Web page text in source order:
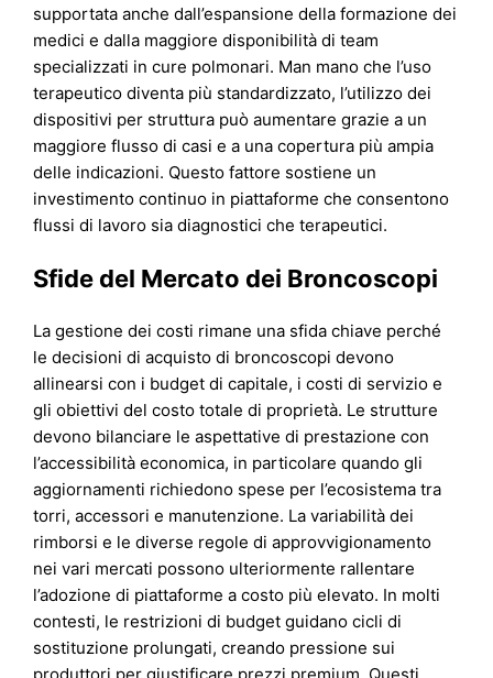
supportata anche dall’espansione della formazione dei
medici e dalla maggiore disponibilità di team
specializzati in cure polmonari. Man mano che l’uso
terapeutico diventa più standardizzato, l’utilizzo dei
dispositivi per struttura può aumentare grazie a un
maggiore flusso di casi e a una copertura più ampia
delle indicazioni. Questo fattore sostiene un
investimento continuo in piattaforme che consentono
flussi di lavoro sia diagnostici che terapeutici.
Sfide del Mercato dei Broncoscopi
La gestione dei costi rimane una sfida chiave perché
le decisioni di acquisto di broncoscopi devono
allinearsi con i budget di capitale, i costi di servizio e
gli obiettivi del costo totale di proprietà. Le strutture
devono bilanciare le aspettative di prestazione con
l’accessibilità economica, in particolare quando gli
aggiornamenti richiedono spese per l’ecosistema tra
torri, accessori e manutenzione. La variabilità dei
rimborsi e le diverse regole di approvvigionamento
nei vari mercati possono ulteriormente rallentare
l’adozione di piattaforme a costo più elevato. In molti
contesti, le restrizioni di budget guidano cicli di
sostituzione prolungati, creando pressione sui